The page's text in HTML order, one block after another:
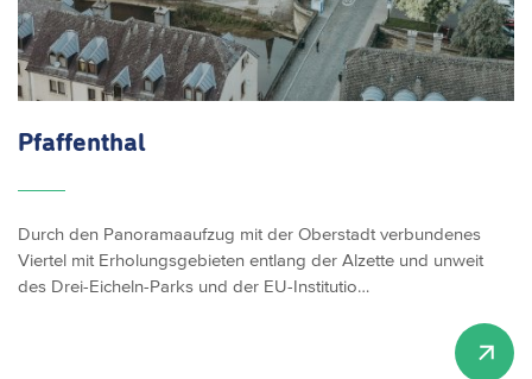
Pfaffenthal
Durch den Panoramaaufzug mit der Oberstadt verbundenes
Viertel mit Erholungsgebieten entlang der Alzette und unweit
des Drei-Eicheln-Parks und der EU-Institutio…